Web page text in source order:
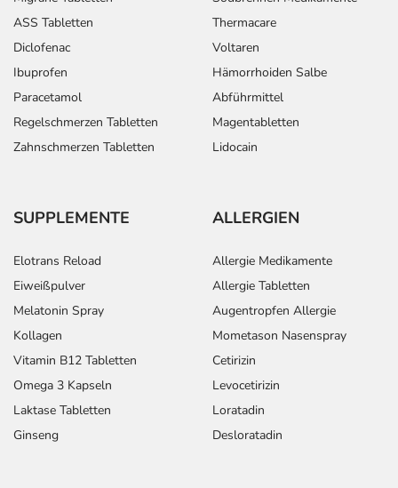
ASS Tabletten
Diclofenac
Ibuprofen
Paracetamol
Regelschmerzen Tabletten
Zahnschmerzen Tabletten
Thermacare
Voltaren
Hämorrhoiden Salbe
Abführmittel
Magentabletten
Lidocain
SUPPLEMENTE
Elotrans Reload
Eiweißpulver
Melatonin Spray
Kollagen
Vitamin B12 Tabletten
Omega 3 Kapseln
Laktase Tabletten
Ginseng
ALLERGIEN
Allergie Medikamente
Allergie Tabletten
Augentropfen Allergie
Mometason Nasenspray
Cetirizin
Levocetirizin
Loratadin
Desloratadin